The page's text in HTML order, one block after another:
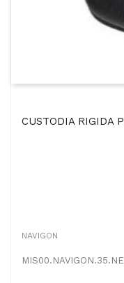
NAVIGON
MIS00.NAVIGON.35.NE